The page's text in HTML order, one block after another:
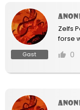
Gast
Zelfs
forse
0